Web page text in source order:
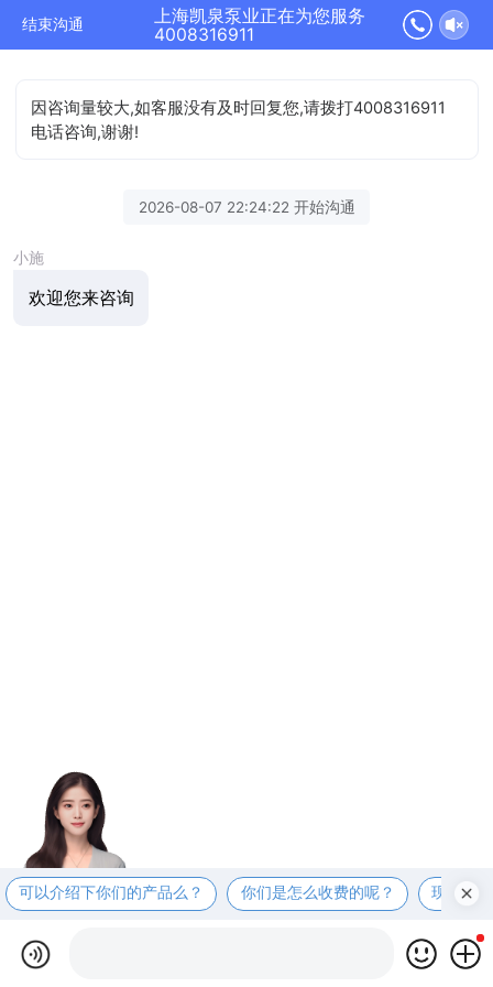
结束沟通
上海凯泉泵业正在为您服务
4008316911
因咨询量较大,如客服没有及时回复您,请拨打4008316911
电话咨询,谢谢!
2026-08-07 22:24:22 开始沟通
小施
欢迎您来咨询
可以介绍下你们的产品么？ 你们是怎么收费的呢？ 现在有